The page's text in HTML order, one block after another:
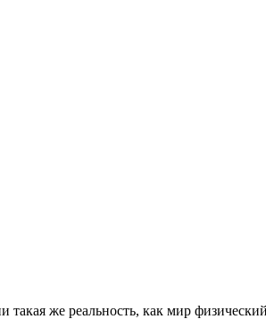
реальность, как мир физический,